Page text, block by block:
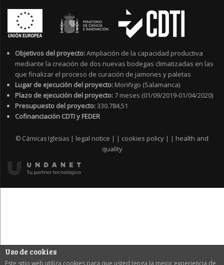
Objetivos del proyecto:Ampliación de la capacidad productiva
mediante la creación de dos nuevas bodegas climatizadas en las
que finalizar el proceso de curación de jamones y paletas
Lugar de ejecución del proyecto: Moriñigo (Salamanca)
Plazo de ejecución del proyecto:7 meses (01/09/2019-01/04/2020)
Presupuesto del proyecto:330.784,51
Cofinanciación CDTI y FEDER
© Cárnicas Iglesias | legal notice cookies policy
health and
quality
Uso de cookies
Este sitio web utiliza cookies para que usted tenga la mejor experiencia de